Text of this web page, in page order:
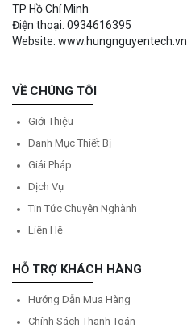
TP Hồ Chí Minh
Điện thoại: 0934616395
Website: www.hungnguyentech.vn
VỀ CHÚNG TÔI
Giới Thiệu
Danh Mục Thiết Bị
Giải Pháp
Dịch Vụ
Tin Tức Chuyên Nghành
Liên Hệ
HỖ TRỢ KHÁCH HÀNG
Hướng Dẫn Mua Hàng
Chính Sách Thanh Toán